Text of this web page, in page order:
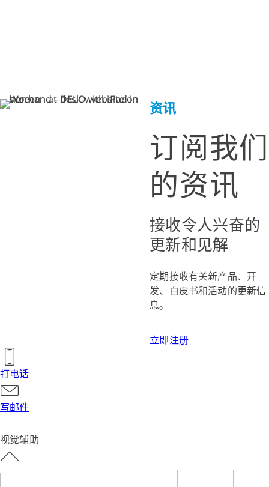
资讯
订阅我们
的资讯
接收令人兴奋的
更新和见解
定期接收有关新产品、开
发、白皮书和活动的更新信
息。
立即注册
打电话
写邮件
视觉辅助